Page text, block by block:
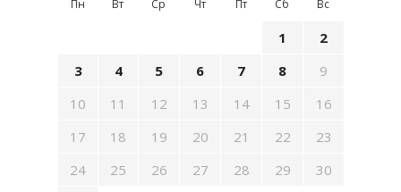
Пн Вт Ср Чт Пт Сб Вс
1
2
3
4 5 6 7 8
9
10
11 12 13 14 15
16
17
18 19 20 21 22
23
24
25 26 27 28 29
30